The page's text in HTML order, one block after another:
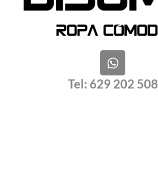
W
h
a
t
Tel: 629 202 508